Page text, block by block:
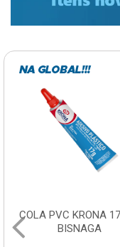
CURVA
GALVANIZADO PERFIL